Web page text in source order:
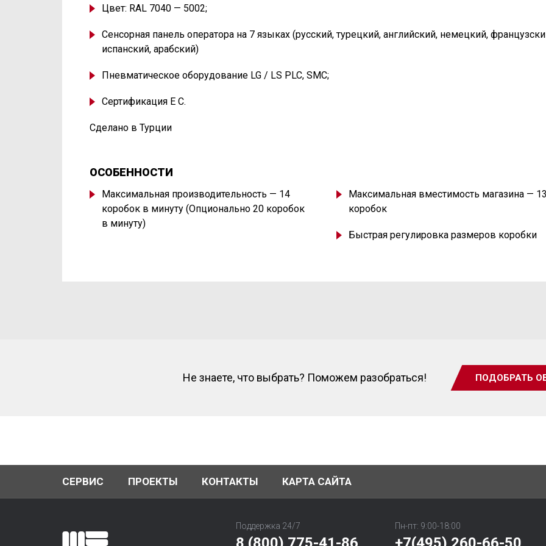
Цвет: RAL 7040 — 5002;
Сенсорная панель оператора на 7 языках (русский, турецкий, английский, немецкий,
испанский, арабский)
Пневматическое оборудование LG / LS PLC, SMC;
Сертификация Е С.
Сделано в Турции
ОСОБЕННОСТИ
Максимальная производительность — 14
коробок в минуту (Опционально 20 коробок
в минуту)
Максимальная вместимость магазина —
коробок
Быстрая регулировка размеров коробки
Не знаете, что выбрать? Поможем разобраться! ПОДОБРАТЬ
СЕРВИС ПРОЕКТЫ КОНТАКТЫ КАРТА САЙТА
Поддержка 24/7 Пн-пт: 9:00-18:00